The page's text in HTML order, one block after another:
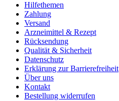
Hilfethemen
Zahlung
Versand
Arzneimittel & Rezept
Rücksendung
Qualität & Sicherheit
Datenschutz
Erklärung zur Barrierefreiheit
Über uns
Kontakt
Bestellung widerrufen